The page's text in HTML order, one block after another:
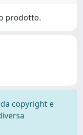
prodotto.
copyright e